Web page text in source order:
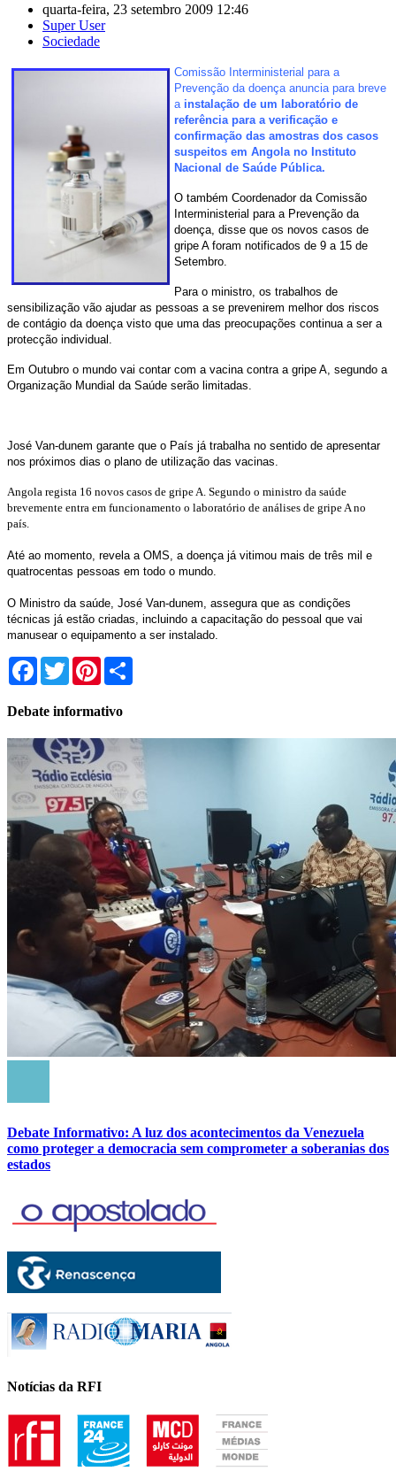
quarta-feira, 23 setembro 2009 12:46
Super User
Sociedade
Comissão Interministerial para a
Prevenção da doença anuncia para breve
a instalação de um laboratório de
referência para a verificação e
confirmação das amostras dos casos
suspeitos em Angola no Instituto
Nacional de Saúde Pública.
O também Coordenadorda Comissão
Interministerial para a Prevenção da
doença, disse que os novos casos de
gripe A foram notificados de 9 a 15 de
Setembro.
Para o ministro, os trabalhos de
sensibilização vão ajudar as pessoas a se prevenirem melhor dos riscos
de contágio da doença visto que uma das preocupações continua a ser a
protecção individual.
Em Outubro o mundo vai contar com a vacina contra a gripe A, segundo a
Organização Mundial da Saúde serão limitadas.
José Van-dunem garante que o País já trabalha no sentido de apresentar
nos próximos dias o plano de utilização das vacinas.
Angola regista 16 novos casos de gripe A. Segundo o ministro da saúde
brevemente entra em funcionamento o laboratório de análises de gripe A no
país.
Até ao momento, revela a OMS, a doença já vitimou mais de três mil e
quatrocentas pessoas em todo o mundo.
O Ministro da saúde, José Van-dunem, assegura que as condições
técnicas já estão criadas, incluindo a capacitação do pessoal que vai
manusear o equipamento a ser instalado.
Facebook
TwitterPinterest
Debate informativo
Debate Informativo: A luz dos acontecimentos da Venezuela
como proteger a democracia sem comprometer a soberanias dos
estados
Notícias da RFI